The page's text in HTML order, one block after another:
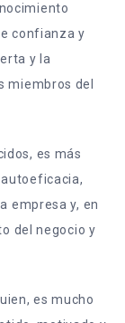
confianza y
y la
miembros del
es más
empresa y, en
del negocio y
es mucho